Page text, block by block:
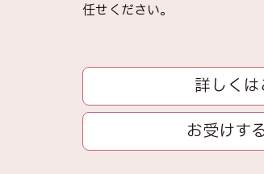
任せください｡
詳しくは
お受けす